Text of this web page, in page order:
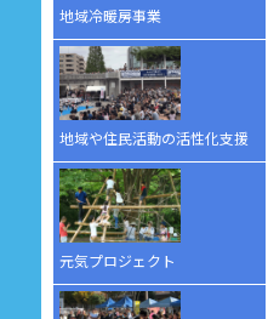
地域冷暖房事業
地域や住民活動の活性化支援
元気プロジェクト